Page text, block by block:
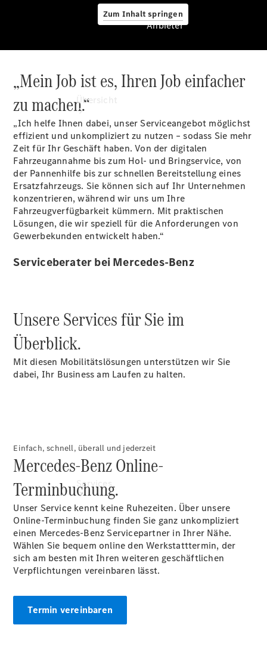
Zum Inhalt springen
Anbieter
Übersicht
Startseite
Ansprechpartner
finden
Probefahrt
Beratung
buchen
4321 9025
0
Services
Reifen &
Kompletträder
Anbieter
„Mein Job ist es, Ihren Job einfacher
zu machen.“
„Ich helfe Ihnen dabei, unser Serviceangebot möglichst
effizient und unkompliziert zu nutzen – sodass Sie mehr
Zeit für Ihr Geschäft haben. Von der digitalen
Fahrzeugannahme bis zum Hol- und Bringservice, von
der Pannenhilfe bis zur schnellen Bereitstellung eines
Ersatzfahrzeugs. Sie können sich auf Ihr Unternehmen
konzentrieren, während wir uns um Ihre
Fahrzeugverfügbarkeit kümmern. Mit praktischen
Lösungen, die wir speziell für die Anforderungen von
Gewerbekunden entwickelt haben.“
Serviceberater bei Mercedes-Benz
Unsere Services für Sie im
Überblick.
Mit diesen Mobilitätslösungen unterstützen wir Sie
dabei, Ihr Business am Laufen zu halten.
Einfach, schnell, überall und jederzeit
Mercedes-Benz Online-
Terminbuchung.
Unser Service kennt keine Ruhezeiten. Über unsere
Online-Terminbuchung finden Sie ganz unkompliziert
einen Mercedes-Benz Servicepartner in Ihrer Nähe.
Wählen Sie bequem online den Werkstatttermin, der
sich am besten mit Ihren weiteren geschäftlichen
Verpflichtungen vereinbaren lässt.
Termin vereinbaren